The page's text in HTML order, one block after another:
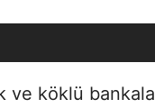
ve köklü